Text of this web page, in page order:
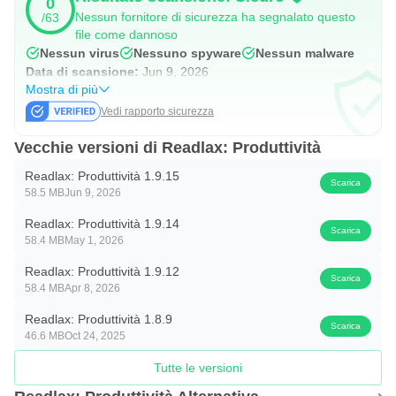
COME FUNZIONA?
1) Gioca a giochi cerebrali;
2) Leggere libri e notizie con l'evidenziazione delle frasi;
3) Prova la velocità di lettura e la comprensione.
Readlax utilizza un test di lettura e comprensione per
misurare i progressi del tuo allenamento. Come mai? La
lettura è una complessa funzione cognitiva del nostro
cervello che utilizza attivamente la memoria di lavoro,
codifica e decodifica immagini e parole grafiche, messa a
fuoco, concentrazione e visione periferica. Più queste
abilità cognitive sono sviluppate, maggiore è la velocità di
lettura e comprensione.
PREZZI E TERMINI DI READLAX PRO
Offriamo i seguenti abbonamenti Pro:
0
/63
Nessun fornitore di sicurezza ha segnalato questo
file come dannoso
Nessun virus
Nessuno spyware
Nessun malware
Data di scansione: Jun 9, 2026
Mostra di più
Vedi rapporto sicurezza
Vecchie versioni di Readlax: Produttività
Readlax: Produttività 1.9.15
58.5 MBJun 9, 2026
Scarica
Readlax: Produttività 1.9.14
58.4 MBMay 1, 2026
Scarica
Readlax: Produttività 1.9.12
58.4 MBApr 8, 2026
Scarica
Readlax: Produttività 1.8.9
46.6 MBOct 24, 2025
Scarica
Tutte le versioni